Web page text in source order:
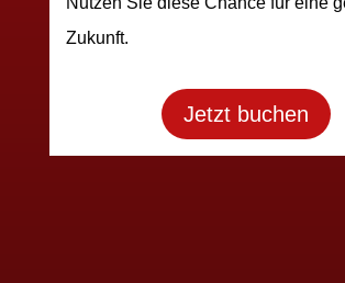
für eine sichere
Arbeitsumgebung.